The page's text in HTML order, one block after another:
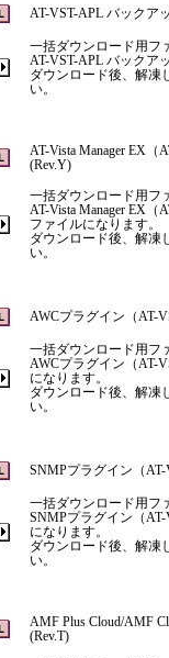
AT-VST-APL バックア
一括ダウンロード用フ
AT-VST-APL バックア
ダウンロード後、解凍
い。
AT-Vista Manager EX
(Rev.Y)
一括ダウンロード用フ
AT-Vista Manager EX
ファイルになります。
ダウンロード後、解凍
い。
AWCプラグイン（AT-
一括ダウンロード用フ
AWCプラグイン（AT-
になります。
ダウンロード後、解凍
い。
SNMPプラグイン（
一括ダウンロード用フ
SNMPプラグイン（
になります。
ダウンロード後、解凍
い。
AMF Plus Cloud/AMF
(Rev.T)